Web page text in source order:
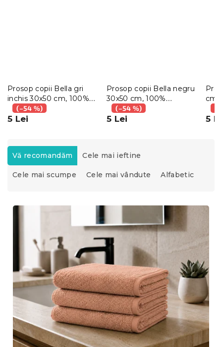
Prosop copii Bella gri
inchis 30x50 cm, 100%
bumbac
(–54 %)
5 Lei
Prosop copii Bella negru
30x50 cm, 100%
bumbac
(–54 %)
5 Lei
cm
5
S
e
l
e
o
d
u
u
u
Vă recomandăm Cele mai ieftine
Cele mai scumpe Cele mai vândute Alfabetic
L
o
d
e